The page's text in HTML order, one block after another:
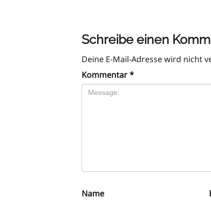
Schreibe einen
Deine E-Mail-Adresse wird nicht
Kommentar*
Name